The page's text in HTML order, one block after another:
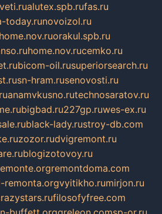
alutex.spb.rufas.ru
today.runovoizol.ru
orakul.spb.ru
home.nov.rucemko.ru
bicom-oil.rusuperiorsearch.ru
sn-hram.rusenovosti.ru
anamvkusno.rutechnosaratov.ru
bigbad.ru227gp.ruwes-ex.ru
black-lady.rustroy-db.com
zozor.rudvigremont.ru
blogizotovoy.ru
remontdoma.com
remonta.orgvyitikho.rumirjon.ru
filosofyfree.com